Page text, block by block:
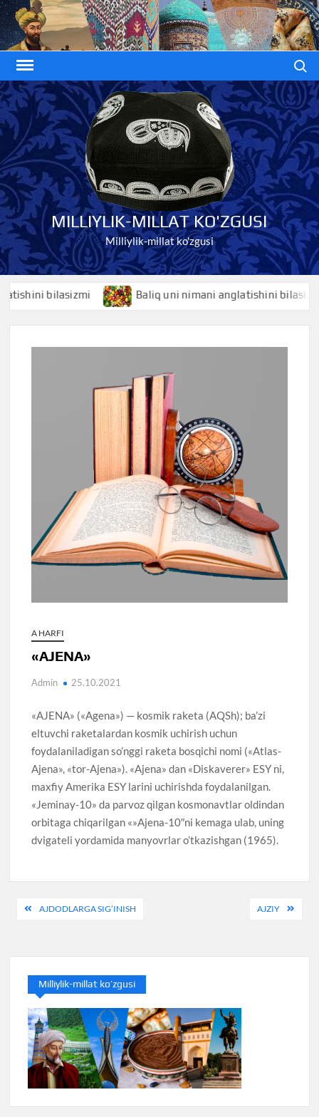
Skip
to
content
MILLIYLIK-MILLAT KO'ZGUSI
Milliylik-millat ko'zgusi
bilasizmi Baliq uni nimani anglatishini bilasizmi
A HARFI
«AJENA»
Admin 25.10.2021
«AJENA» («Agena») — kosmik raketa (AQSh); ba’zi
eltuvchi raketalardan kosmik uchirish uchun
foydalaniladigan so’nggi raketa bosqichi nomi («Atlas-
Ajena», «tor-Ajena»). «Ajena» dan «Diskaverer» ESY ni,
maxfiy Amerika ESY larini uchirishda foydalanilgan.
«Jeminay-10» da parvoz qilgan kosmonavtlar oldindan
orbitaga chiqarilgan «»Ajena-10″ni kemaga ulab, uning
dvigateli yordamida manyovrlar o’tkazishgan (1965).
PostAJDODLARGA SIG’INISH AJZIY
Milliylik-millat ko’zgusi